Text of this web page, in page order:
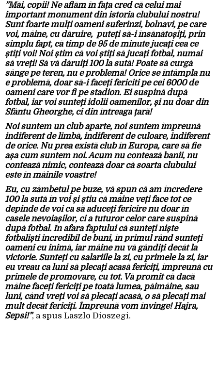
”Măi, copii! Ne aflăm în fața cred că celui mai
important monument din istoria clubului nostru!
Sunt foarte mulți oameni suferinzi, bolnavi, pe care
voi, mâine, cu dăruire, puteți să-i însănătoșiți, prin
simplu fapt, că timp de 95 de minute jucați cea ce
știți voi! Noi știm că voi știți să jucați fotbal, numai
să vreți! Să vă dăruiți 100 la sută! Poate să curgă
sânge pe teren, nu e problemă! Orice se întâmpla nu
e problemă, doar să-i faceți fericiti pe cei 6000 de
oameni care vor fi pe stadion. Ei suspină după
fotbal, iar voi sunteți idolii oamenilor, și nu doar din
Sfântu Gheorghe, ci din întreaga țară!
Noi suntem un club aparte, noi suntem împreună
indiferent de limbă, indiferent de culoare, indiferent
de orice. Nu prea există club în Europa, care să fie
așa cum suntem noi. Acum nu contează banii, nu
contează nimic, contează doar că soarta clubului
este în mâinile voastre!
Eu, cu zâmbetul pe buze, vă spun că am încredere
100 la sută în voi și știu că mâine veți face tot ce
depinde de voi ca să aduceți fericire nu doar în
casele nevoiașilor, ci a tuturor celor care suspină
după fotbal. În afara faptului că sunteți niște
fotbaliști incredibil de buni, în primul rând sunteți
oameni cu inimă, iar mâine nu vă gândiți decât la
victorie. Sunteți cu salariile la zi, cu primele la zi, iar
eu vreau ca luni să plecați acasă fericiți, împreună cu
primele de promovare, cu tot. Vă promit că dacă
mâine faceți fericiți pe toată lumea, păimâine, sau
luni, când vreți voi să plecați acasă, o să plecați mai
mult decât fericiți. Împreună vom învinge! Hajra,
Sepsi!”, a spus Laszlo Dioszegi.